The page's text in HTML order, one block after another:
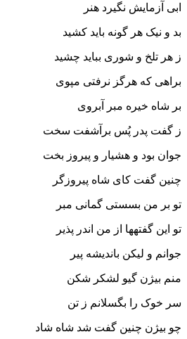
ابى آزمایش نگیرد هنر
بد و نیک هر گونه باید کشید
ز هر تلخ و شورى بباید چشید
براهى که هرگز نرفتى مپوى
بر شاه خیره مبر آبروى‏
ز گفت پدر پُس برآشفت سخت
جوان بود و هشیار و پیروز بخت‏
چنین گفت کاى شاه پیروزگر
تو بر من بسستى گمانى مبر
تو این گفته‏ها از من اندر پذیر
جوانم و لیکن باندیشه پیر
منم بیژن گیو لشکر شکن
سر خوک را بگسلانم ز تن‏
چو بیژن چنین گفت شد شاه شاد